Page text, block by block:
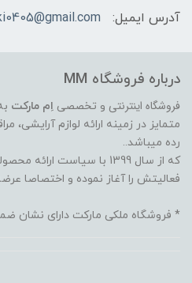
آدرس ایمیل:
درباره فروشگاه MM
فروشگاه اینترنتی و تخصصی اِم مارکت
متمایز در زمینه ارائه لوازم
رده میباشد..
که از سال 1399 با سیاست
فعالیتش را آغاز نموده و اختصاصا
* فروشگاه ملکی مارکت دارای نشان